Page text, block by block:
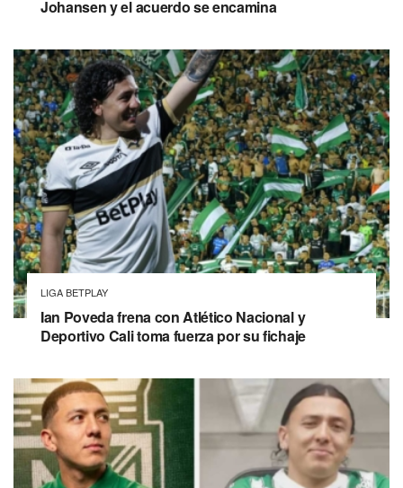
Johansen y el acuerdo se encamina
LIGA BETPLAY
Ian Poveda frena con Atlético Nacional y
Deportivo Cali toma fuerza por su fichaje